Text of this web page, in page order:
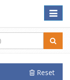
Toggle
Reset